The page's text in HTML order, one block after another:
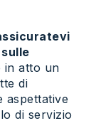
in atto un
di
aspettative
di servizio